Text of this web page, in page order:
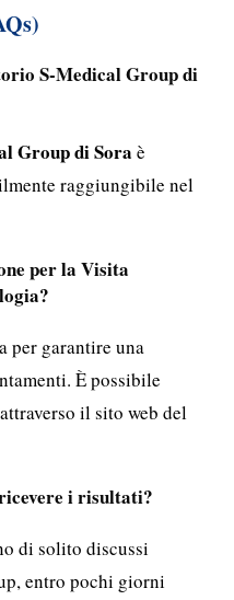
S-Medical Group di
Group di Sora è
raggiungibile nel
per la Visita
per garantire una
È possibile
il sito web del
i risultati?
di solito discussi
entro pochi giorni